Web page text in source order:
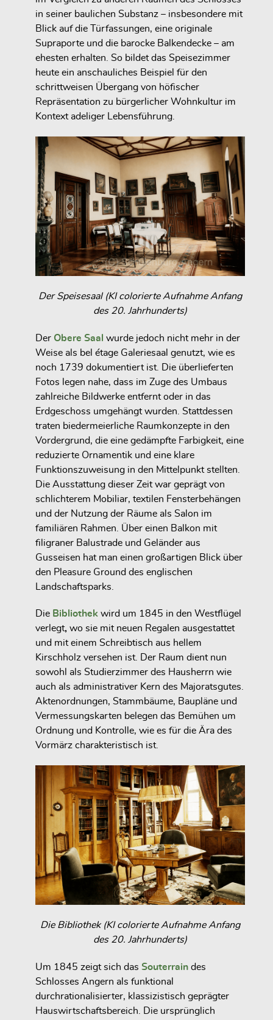
in seiner baulichen Substanz – insbesondere mit
Blick auf die Türfassungen, eine originale
Supraporte und die barocke Balkendecke – am
ehesten erhalten. So bildet das Speisezimmer
heute ein anschauliches Beispiel für den
schrittweisen Übergang von höfischer
Repräsentation zu bürgerlicher Wohnkultur im
Kontext adeliger Lebensführung.
Der Speisesaal (KI colorierte Aufnahme Anfang
des 20. Jahrhunderts)
Der Obere Saal wurde jedoch nicht mehr in der
Weise als bel étage Galeriesaal genutzt, wie es
noch 1739 dokumentiert ist. Die überlieferten
Fotos legen nahe, dass im Zuge des Umbaus
zahlreiche Bildwerke entfernt oder in das
Erdgeschoss umgehängt wurden. Stattdessen
traten biedermeierliche Raumkonzepte in den
Vordergrund, die eine gedämpfte Farbigkeit, eine
reduzierte Ornamentik und eine klare
Funktionszuweisung in den Mittelpunkt stellten.
Die Ausstattung dieser Zeit war geprägt von
schlichterem Mobiliar, textilen Fensterbehängen
und der Nutzung der Räume als Salon im
familiären Rahmen. Über einen Balkon mit
filigraner Balustrade und Geländer aus
Gusseisen hat man einen großartigen Blick über
den Pleasure Ground des englischen
Landschaftsparks.
Die Bibliothek wird um 1845 in den Westflügel
verlegt, wo sie mit neuen Regalen ausgestattet
und mit einem Schreibtisch aus hellem
Kirschholz versehen ist. Der Raum dient nun
sowohl als Studierzimmer des Hausherrn wie
auch als administrativer Kern des Majoratsgutes.
Aktenordnungen, Stammbäume, Baupläne und
Vermessungskarten belegen das Bemühen um
Ordnung und Kontrolle, wie es für die Ära des
Vormärz charakteristisch ist.
Die Bibliothek (KI colorierte Aufnahme Anfang
des 20. Jahrhunderts)
Um 1845 zeigt sich das Souterrain des
Schlosses Angern als funktional
durchrationalisierter, klassizistisch geprägter
Hauswirtschaftsbereich. Die ursprünglich